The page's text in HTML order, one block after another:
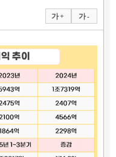
가 + 가 -